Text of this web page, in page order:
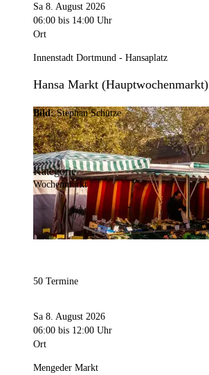
Sa 8. August 2026
06:00 bis 14:00 Uhr
Ort
Innenstadt Dortmund - Hansaplatz
Hansa Markt (Hauptwochenmarkt)
Bild:Stephan Schütze
Kategorie
Wochenmarkt
50 Termine
Sa 8. August 2026
06:00 bis 12:00 Uhr
Ort
Mengeder Markt